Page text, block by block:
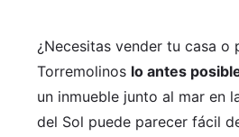
¿Necesitas vender tu casa o
Torremolinos lo antes
un inmueble junto al mar en
del Sol puede parecer fácil